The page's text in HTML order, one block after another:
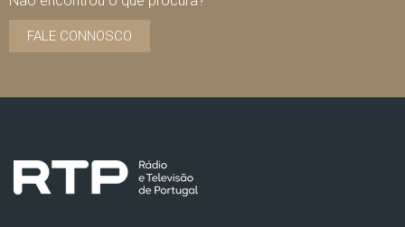
FALE CONNOSCO